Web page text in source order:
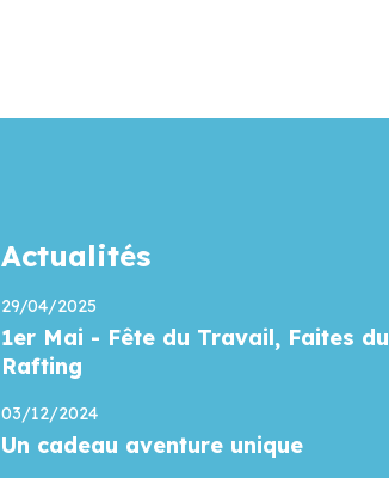
Actualités
29/04/2025
1er Mai - Fête du Travail, Faites du
Rafting
03/12/2024
Un cadeau aventure unique